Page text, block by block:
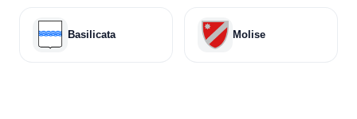
Basilicata Molise